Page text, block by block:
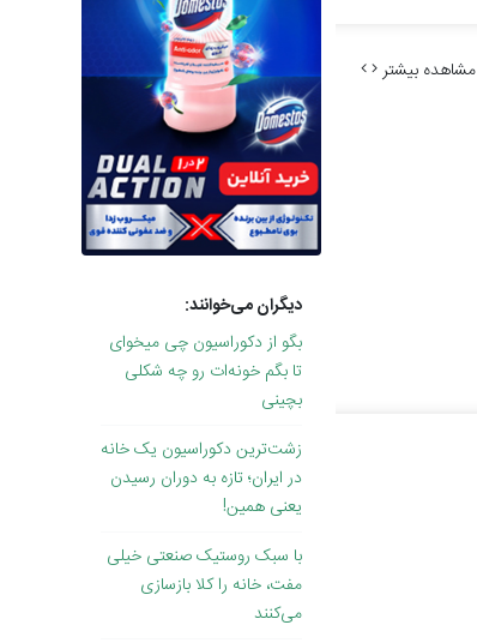
مشاهده بیشتر
دیگران می‌خوانند:
بگو از دکوراسیون چی میخوای
تا بگم خونه‌ات رو چه شکلی
بچینی
زشت‌ترین دکوراسیون یک خانه
در ایران؛ تازه به دوران رسیدن
یعنی همین!
با سبک روستیک صنعتی خیلی
مفت، خانه را کلا بازسازی
می‌کنند